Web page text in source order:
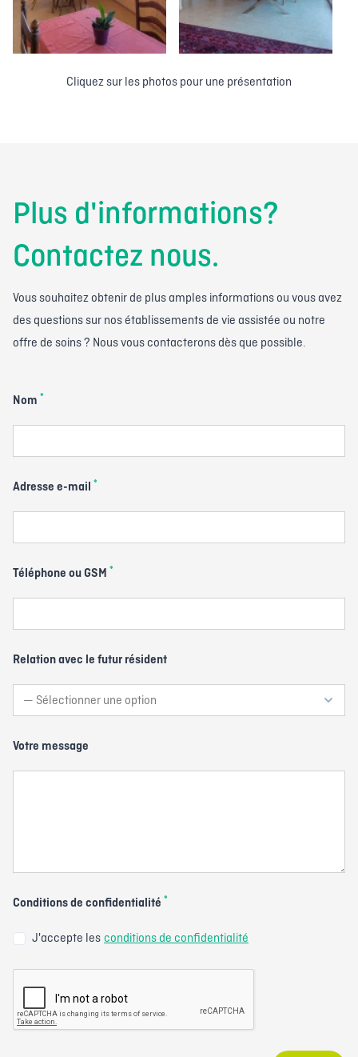
Cliquez sur les photos pour une présentation
Plus d'informations?
Contactez nous.
Vous souhaitez obtenir de plus amples informations ou vous avez
des questions sur nos établissements de vie assistée ou notre
offre de soins ? Nous vous contacterons dès que possible.
Nom *
Adresse e-mail *
Téléphone ou GSM *
Relation avec le futur résident
Votre message
Conditions de confidentialité *
J'accepte les conditions de confidentialité